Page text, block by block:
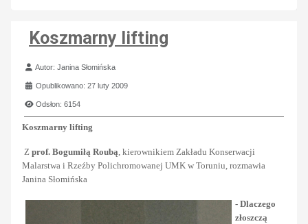
Koszmarny lifting
Szczegóły
Autor:Janina Słomińska
Opublikowano: 27 luty 2009
Odsłon: 6154
Koszmarny lifting
Z prof. Bogumiłą Roubą , kierownikiem Zakładu Konserwacji
Malarstwa i Rzeźby Polichromowanej UMK w Toruniu, rozmawia
Janina Słomińska
- Dlaczego
złoszczą